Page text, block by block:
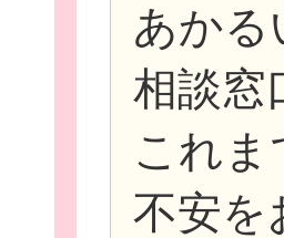
あかる
相談窓
これ
不安を